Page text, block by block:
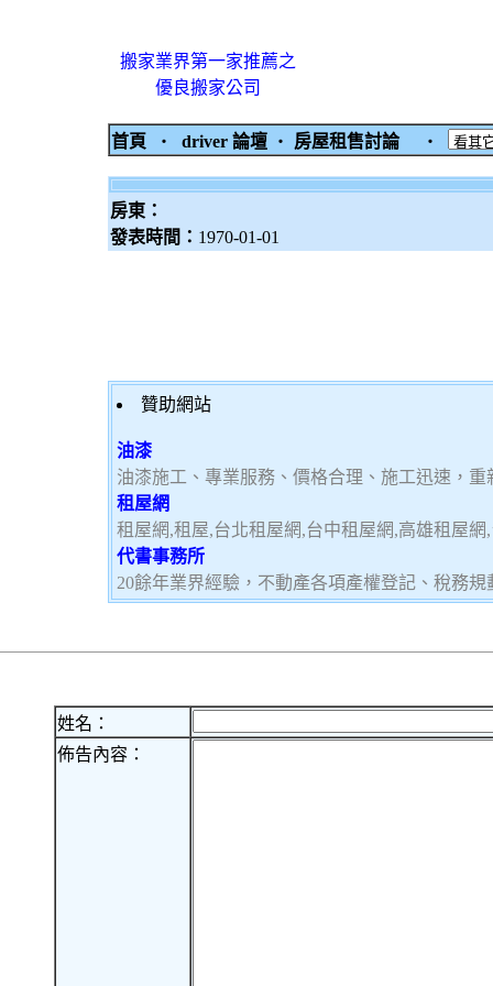
搬家業界第一家推薦之
優良搬家公司
首頁 ‧ driver 論壇 ‧ 房屋租售討論 ‧
房東：
發表時間： 1970-01-01
贊助網站
油漆
油漆施工、專業服務、價格合理、施工迅速，
租屋網
租屋網,租屋,台北租屋網,台中租屋網,高雄租屋
代書事務所
20餘年業界經驗，不動產各項產權登記、稅務
姓名：
佈告內容：